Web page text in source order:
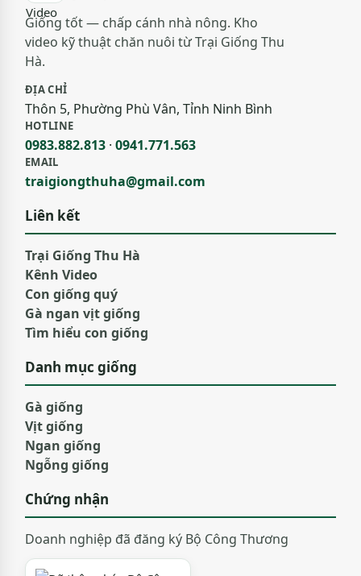
Giống tốt — chấp cánh nhà nông. Kho
video kỹ thuật chăn nuôi từ Trại Giống Thu
Hà.
ĐỊA CHỈ
Thôn 5, Phường Phù Vân, Tỉnh Ninh Bình
HOTLINE
0983.882.813 · 0941.771.563
EMAIL
traigiongthuha@gmail.com
Liên kết
Trại Giống Thu Hà
Kênh Video
Con giống quý
Gà ngan vịt giống
Tìm hiểu con giống
Danh mục giống
Gà giống
Vịt giống
Ngan giống
Ngỗng giống
Chứng nhận
Doanh nghiệp đã đăng ký Bộ Công Thương